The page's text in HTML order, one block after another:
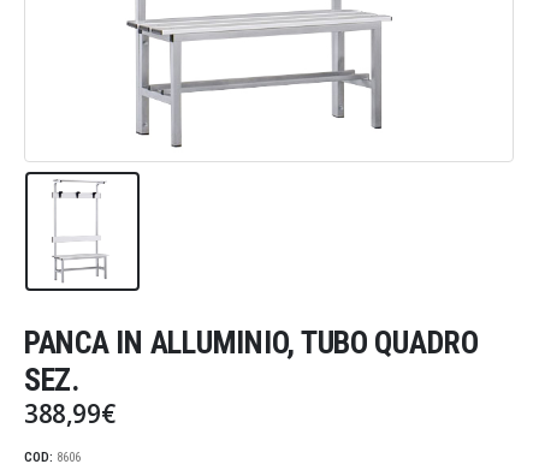
PANCA IN ALLUMINIO, TUBO QUADRO
SEZ.
388,99€
COD: 8606